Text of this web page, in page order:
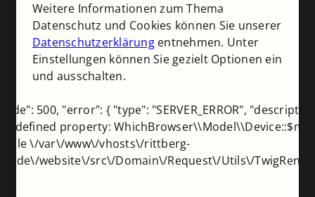
Alle ansehen
Diskreter
Vertraulich verkaufen – gezielt, sicher und
ohne Aufmerksamkeit von außen.
Mehr erfahren
Weitere Informationen zum Thema
Datenschutz und Cookies können Sie unserer
Datenschutzerklärungentnehmen. Unter
Einstellungen können Sie gezielt Optionen ein
und ausschalten.
500, "error": { "type": "SERVER_ERROR",
Undefined property:
file \/var\/www\/vhosts\/rittberg-
website\/src\/Domain\/Request\/Utils\/